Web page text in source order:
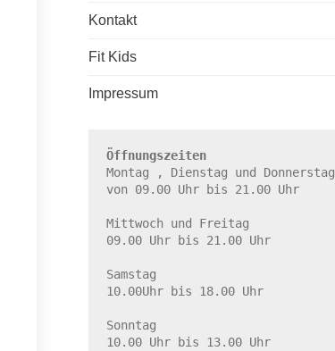
Kontakt
Fit Kids
Impressum
Öffnungszeiten
Montag , Dienstag und Donnerstag
von 09.00 Uhr bis 21.00 Uhr
Mittwoch und Freitag
09.00 Uhr bis 21.00 Uhr
Samstag
10.00Uhr bis 18.00 Uhr
Sonntag
10.00 Uhr bis 13.00 Uhr